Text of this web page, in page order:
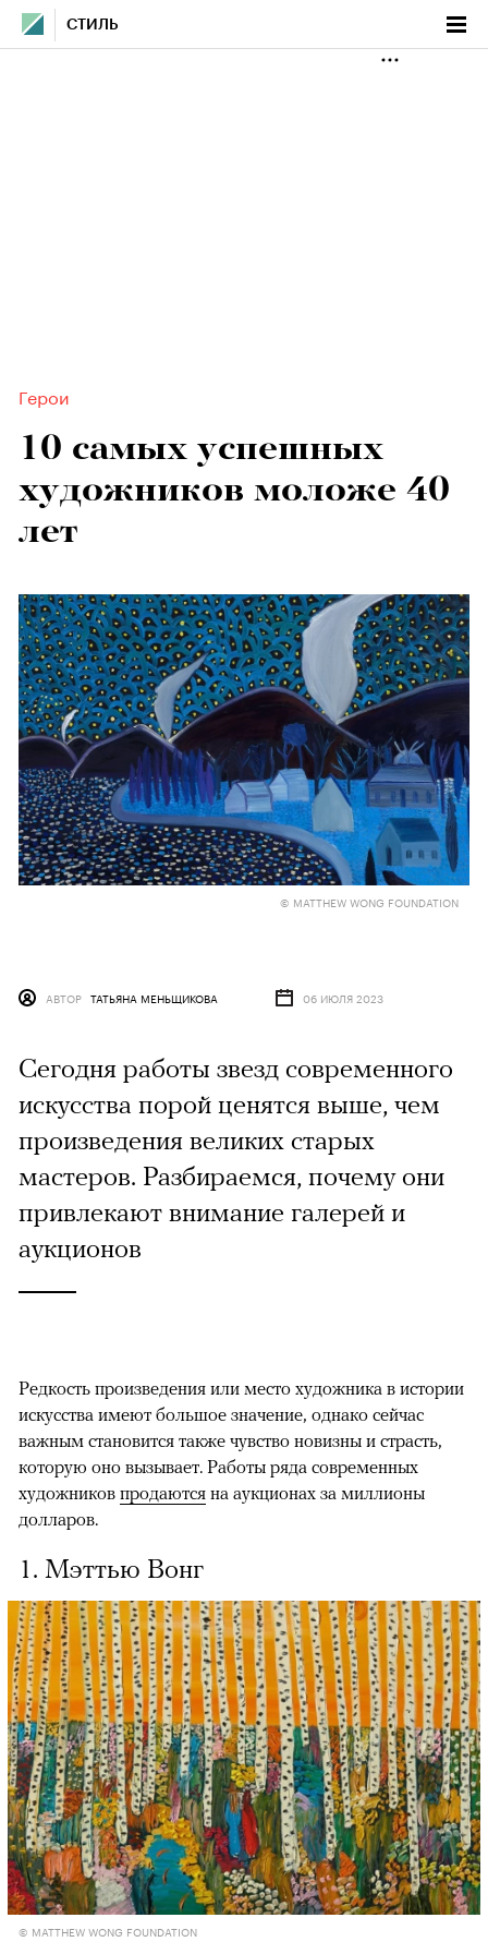
СТИЛЬ
Герои
10 самых успешных
художников моложе 40
лет
© MATTHEW WONG FOUNDATION
АВТОР ТАТЬЯНА МЕНЬЩИКОВА 06 ИЮЛЯ 2023
Сегодня работы звезд современного
искусства порой ценятся выше, чем
произведения великих старых
мастеров. Разбираемся, почему они
привлекают внимание галерей и
аукционов
Редкость произведения или место художника в истории
искусства имеют большое значение, однако сейчас
важным становится также чувство новизны и страсть,
которую оно вызывает. Работы ряда современных
художников продаются на аукционах за миллионы
долларов.
1. Мэттью Вонг
© MATTHEW WONG FOUNDATION